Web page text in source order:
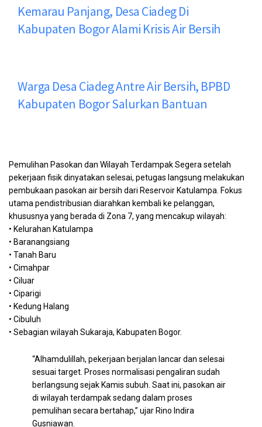
Kemarau Panjang, Desa Ciadeg Di
Kabupaten Bogor Alami Krisis Air Bersih
Warga Desa Ciadeg Antre Air Bersih, BPBD
Kabupaten Bogor Salurkan Bantuan
Pemulihan Pasokan dan Wilayah Terdampak Segera setelah
pekerjaan fisik dinyatakan selesai, petugas langsung melakukan
pembukaan pasokan air bersih dari Reservoir Katulampa. Fokus
utama pendistribusian diarahkan kembali ke pelanggan,
khususnya yang berada di Zona 7, yang mencakup wilayah:
• Kelurahan Katulampa
• Baranangsiang
• Tanah Baru
• Cimahpar
• Ciluar
• Ciparigi
• Kedung Halang
• Cibuluh
• Sebagian wilayah Sukaraja, Kabupaten Bogor.
“Alhamdulillah, pekerjaan berjalan lancar dan selesai
sesuai target. Proses normalisasi pengaliran sudah
berlangsung sejak Kamis subuh. Saat ini, pasokan air
di wilayah terdampak sedang dalam proses
pemulihan secara bertahap,” ujar Rino Indira
Gusniawan.